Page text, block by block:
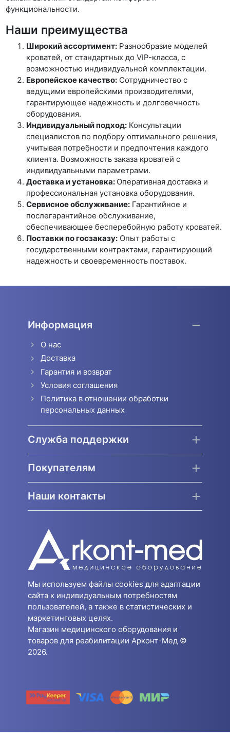
функциональности.
Наши преимущества
Широкий ассортимент: Разнообразие моделей
кроватей, от стандартных до VIP-класса, с
возможностью индивидуальной комплектации.
Европейское качество: Сотрудничество с
ведущими европейскими производителями,
гарантирующее надежность и долговечность
оборудования.
Индивидуальный подход: Консультации
специалистов по подбору оптимального решения,
учитывая потребности и предпочтения каждого
клиента. Возможность заказа кроватей с
индивидуальными параметрами.
Доставка и установка: Оперативная доставка и
профессиональная установка оборудования.
Сервисное обслуживание: Гарантийное и
послегарантийное обслуживание,
обеспечивающее бесперебойную работу кроватей.
Поставки по госзаказу: Опыт работы с
государственными контрактами, гарантирующий
надежность и своевременность поставок.
Информация
О нас
Доставка
Гарантия и возврат
Условия соглашения
Политика в отношении обработки
персональных данных
Служба поддержки
Покупателям
Наши контакты
Мы используем файлы cookies для адаптации
сайта к индивидуальным потребностям
пользователей, а также в статистических и
маркетинговых целях.
Магазин медицинского оборудования и
товаров для реабилитации Арконт-Мед ©
2026.